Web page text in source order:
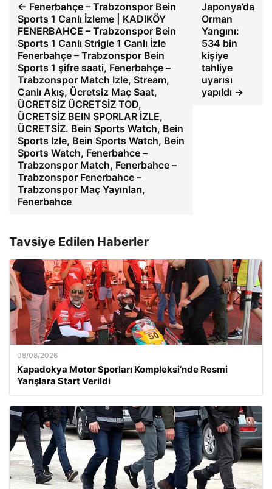
← Fenerbahçe – Trabzonspor Bein
Sports 1 Canlı İzleme | KADIKÖY
FENERBAHCE – Trabzonspor Bein
Sports 1 Canlı Strigle 1 Canlı İzle
Fenerbahçe – Trabzonspor Bein
Sports 1 şifre saati, Fenerbahçe –
Trabzonspor Match Izle, Stream,
Canlı Akış, Ücretsiz Maç Saat,
ÜCRETSİZ ÜCRETSİZ TOD,
ÜCRETSİZ BEIN SPORLAR İZLE,
ÜCRETSİZ. Bein Sports Watch, Bein
Sports Izle, Bein Sports Watch, Bein
Sports Watch, Fenerbahce –
Trabzonspor Match, Fenerbahce –
Trabzonspor Fenerbahce –
Trabzonspor Maç Yayınları,
Fenerbahce
Japonya’da
Orman
Yangını:
534 bin
kişiye
tahliye
uyarısı
yapıldı →
Tavsiye Edilen Haberler
08/08/2026
Kapadokya Motor Sporları Kompleksi’nde Resmi
Yarışlara Start Verildi